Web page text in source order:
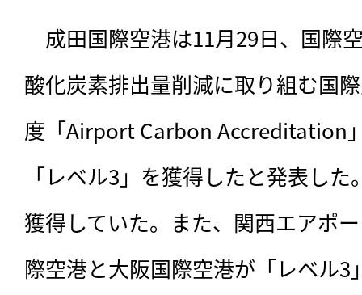
成田国際空港は11月29日、国際
酸化炭素排出量削減に取り組む国
度「Airport Carbon Accreditation
「レベル3」を獲得したと発表し
獲得していた。また、関西エアポ
際空港と大阪国際空港が「レベル3